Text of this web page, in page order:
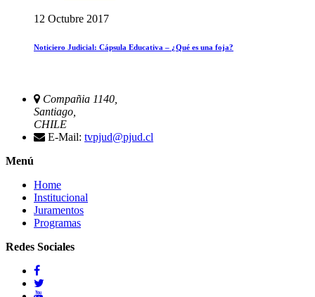
12 Octubre 2017
Noticiero Judicial: Cápsula Educativa – ¿Qué es una foja?
Compañia 1140,
Santiago,
CHILE
E-Mail: tvpjud@pjud.cl
Menú
Home
Institucional
Juramentos
Programas
Redes Sociales